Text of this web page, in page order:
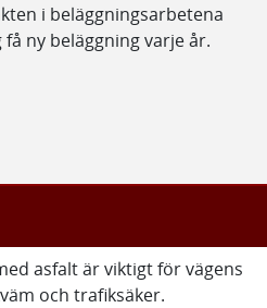
i beläggningsarbetena
ny beläggning varje år.
asfalt är viktigt för vägens
och trafiksäker.